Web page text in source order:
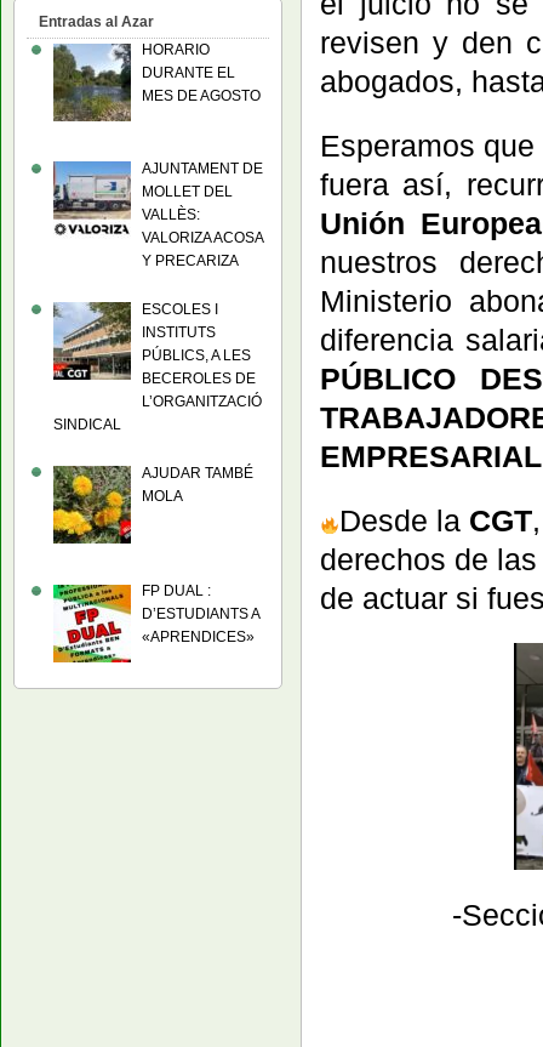
revisen y den
abogados,
Esperamos
fuera así,
Unión
nuestros
Ministerio
diferencia
PÚBLICO
Desde la CGT
derechos de
de actuar si
​-
Entradas al Azar
HORARIO
DURANTE EL
MES DE AGOSTO
AJUNTAMENT DE
MOLLET DEL
VALLÈS:
VALORIZA ACOSA
Y PRECARIZA
ESCOLES I
INSTITUTS
PÚBLICS, A LES
BECEROLES DE
L’ORGANITZACIÓ
SINDICAL
AJUDAR TAMBÉ
MOLA
FP DUAL :
D’ESTUDIANTS A
«APRENDICES»